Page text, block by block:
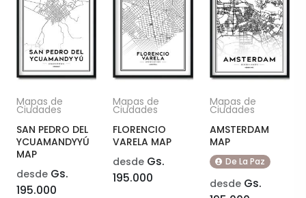
Mapas de
Ciudades
SAN PEDRO DEL
YCUAMANDYYÚ
MAP
desde Gs.
195.000
Mapas de
Ciudades
FLORENCIO
VARELA MAP
desde Gs.
195.000
Mapas de
Ciudades
AMSTERDAM
MAP
De La Paz
desdeGs.